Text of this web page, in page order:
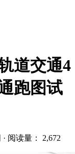
道交通4
跑图试
· 阅读量： 2,672